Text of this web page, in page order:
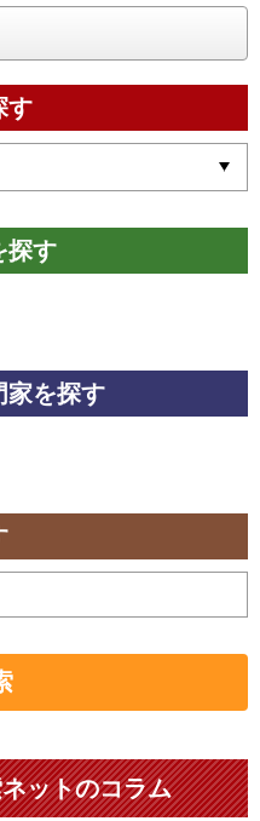
す
探す
家を探す
ットのコラム